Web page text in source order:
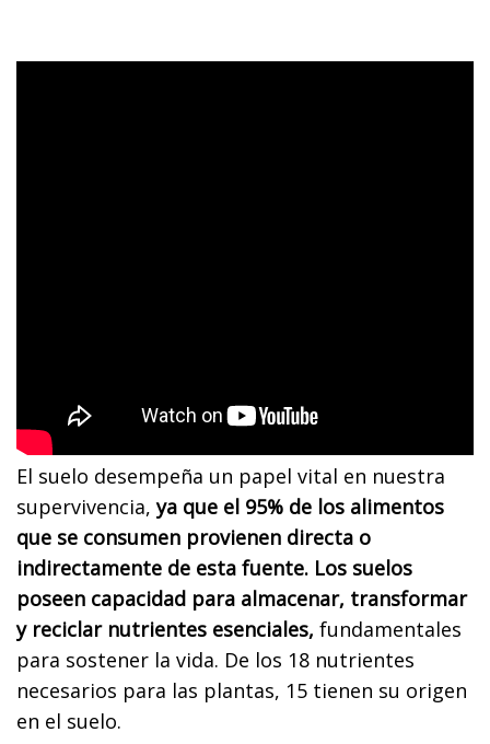
El suelo desempeña un papel vital en nuestra
supervivencia,ya que el 95% de los alimentos
que se consumen provienen directa o
indirectamente de esta fuente. Los suelos
poseen capacidad para almacenar, transformar
y reciclar nutrientes esenciales, fundamentales
para sostener la vida. De los 18 nutrientes
necesarios para las plantas, 15 tienen su origen
en el suelo.